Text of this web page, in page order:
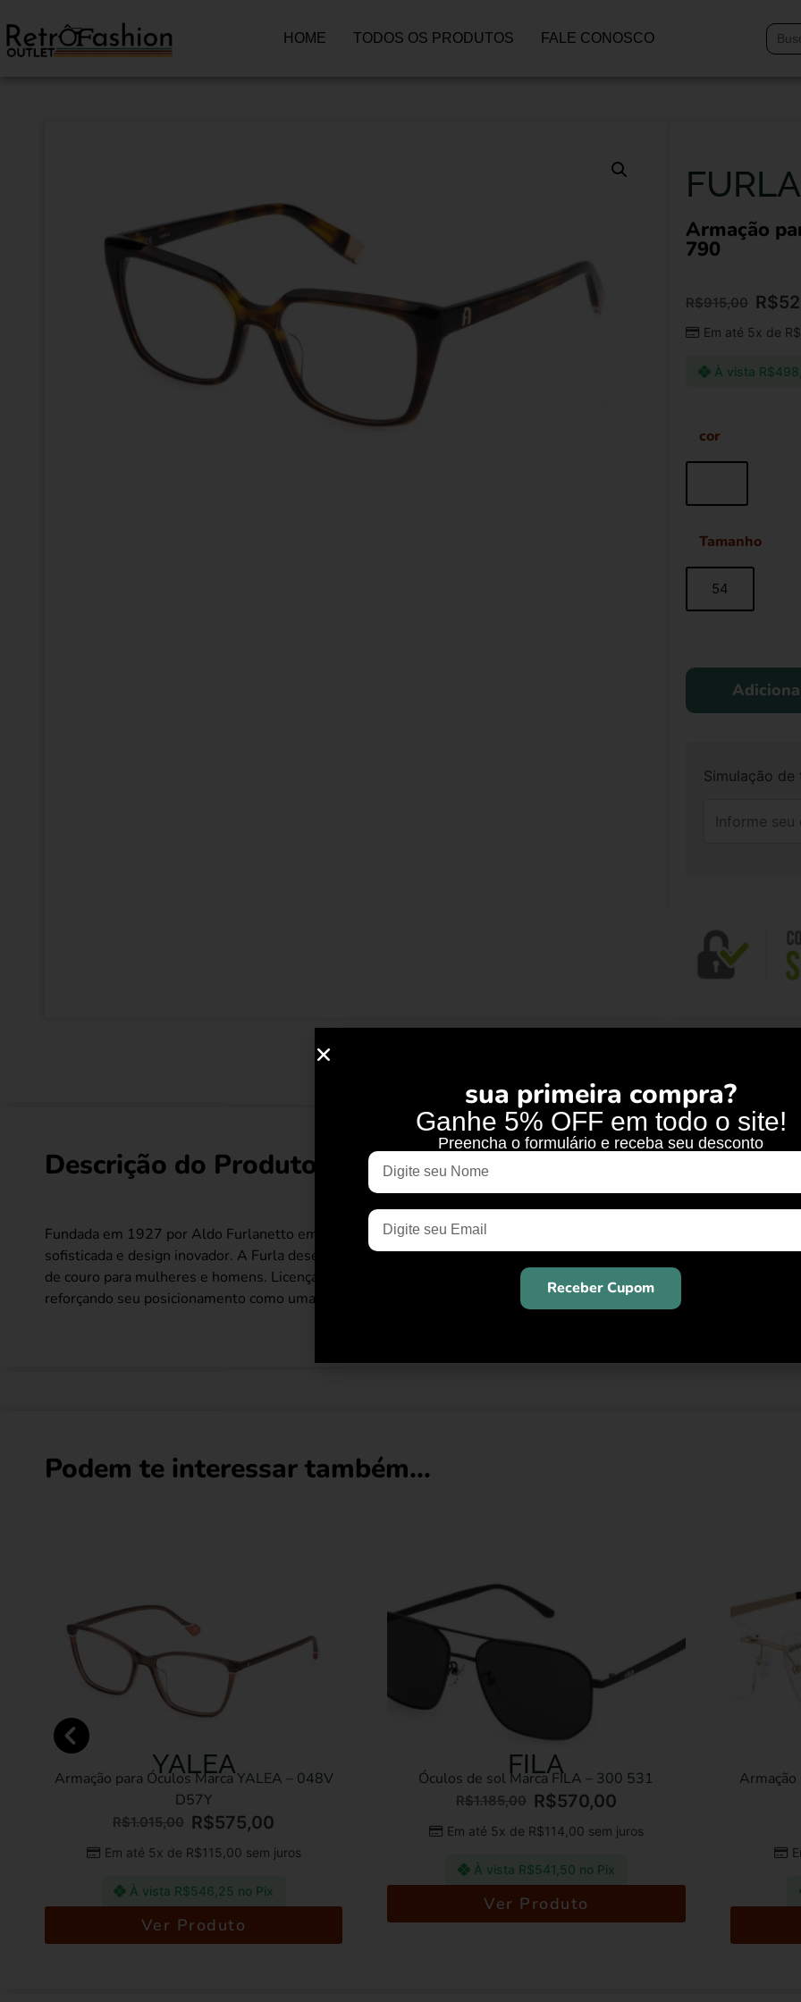
HOME TODOS OS PRODUTOS FALE CONOSCO
FURLA
Armação
790
R$915,00 R$
Em até 5x de R$
À vista R$
cor
Tamanho
54
Simulação de
Descrição do Produto
Fundada em 1927 por Aldo Furlanetto em Bolonha, a Furla olha para o futuro com base em seu sólido passado de
sofisticada e design inovador. A Furla desenvolveu o conceito de luxo inclusivo há mais de 90 anos. A Furla produz
de couro para mulheres e homens. Licenças para têxteis, óculos e relógios, bem como as novas fragrâncias da marca
reforçando seu posicionamento como uma marca italiana de estilo de vida.
Podem te interessar também...
YALEA
Armação para Óculos Marca YALEA – 048V
1.015,00 R$575,00
Em até 5x deR$115,00sem juros
À vista R$ 546,25 no Pix
Ver Produto
FILA
Óculos de sol Marca FILA – 300 531
1.185,00 R$570,00
Em até 5x deR$114,00sem juros
À vista R$ 541,50 no Pix
Ver Produto
Armação para
Em até
À
sua primeira compra?
Ganhe 5% OFF em todo o site!
Preencha o formulário e receba seu desconto
Receber Cupom